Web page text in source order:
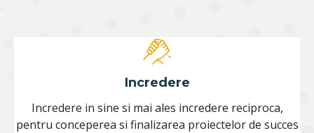
Incredere
Incredere in sine si mai ales incredere reciproca,
pentru conceperea si finalizarea proiectelor de succes